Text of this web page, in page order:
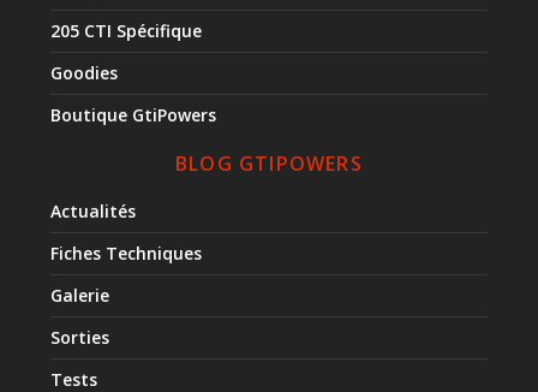
205 CTI Spécifique
Goodies
Boutique GtiPowers
BLOG GTIPOWERS
Actualités
Fiches Techniques
Galerie
Sorties
Tests